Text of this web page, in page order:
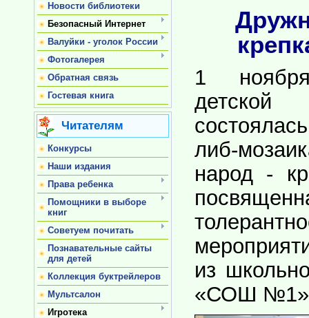
Новости библиотеки
Безопасный Интернет
Валуйки - уголок России
Фотогалерея
Обратная связь
Гостевая книга
Читателям
Конкурсы
Наши издания
Права ребенка
Помощники в выборе
книг
Советуем почитать
Познавательные сайты
для детей
Коллекция буктрейлеров
Мультсалон
Игротека
1 ноября
либ-
народ -
из
«СОШ